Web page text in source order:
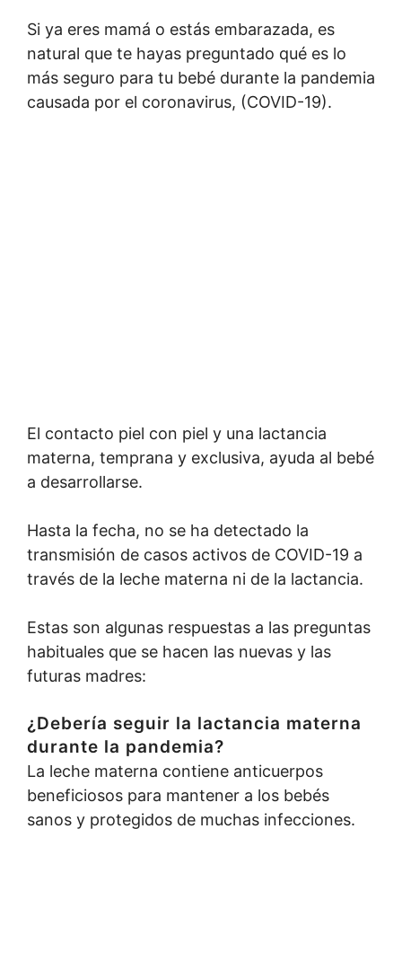
Si ya eres mamá o estás embarazada, es
natural que te hayas preguntado qué es lo
más seguro para tu bebé durante la pandemia
causada por el coronavirus, (COVID-19).
El contacto piel con piel y una lactancia
materna, temprana y exclusiva, ayuda al bebé
a desarrollarse.
Hasta la fecha, no se ha detectado la
transmisión de casos activos de COVID-19 a
través de la leche materna ni de la lactancia.
Estas son algunas respuestas a las preguntas
habituales que se hacen las nuevas y las
futuras madres:
¿Debería seguir la lactancia materna
durante la pandemia?
La leche materna contiene anticuerpos
beneficiosos para mantener a los bebés
sanos y protegidos de muchas infecciones.